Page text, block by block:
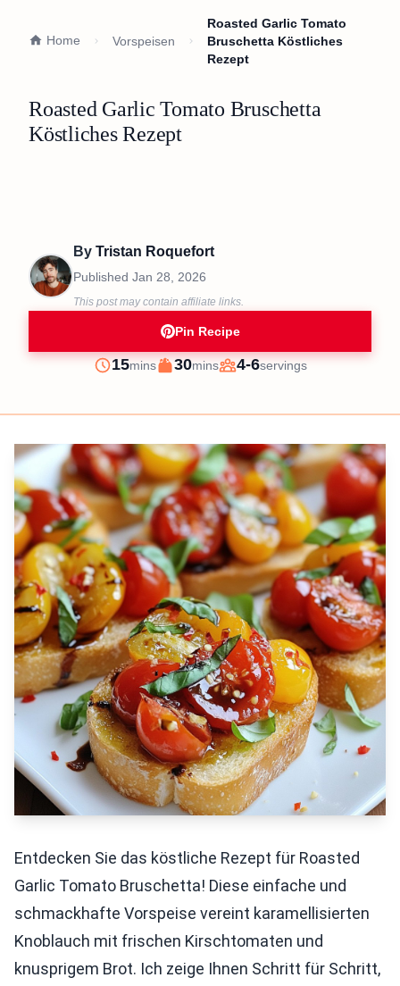
Home Vorspeisen
Roasted Garlic Tomato
Bruschetta Köstliches
Rezept
Roasted Garlic Tomato Bruschetta
Köstliches Rezept
By Tristan Roquefort
Published Jan 28, 2026
This post may contain affiliate links.
Pin Recipe
Prep
15minutes
mins
Cook
30minutes
mins
Servings
4-6servings
Entdecken Sie das köstliche Rezept für Roasted
Garlic Tomato Bruschetta! Diese einfache und
schmackhafte Vorspeise vereint karamellisierten
Knoblauch mit frischen Kirschtomaten und
knusprigem Brot. Ich zeige Ihnen Schritt für Schritt,